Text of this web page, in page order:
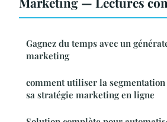
Gagnez du temps avec un
marketing
comment utiliser la
sa stratégie marketing en ligne